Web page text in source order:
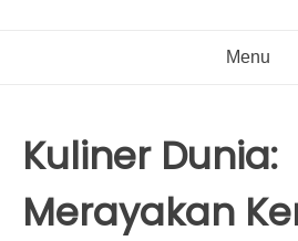
Menu
Kuliner Dunia:
Merayakan